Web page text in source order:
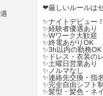
❤厳しいルールは
✨️ナイトデビュー
✨️経験者優遇あり
✨️Wワーク大歓迎
✨️終電あがりOK
✨️3h以内の勤務OK
✨️ドレス・衣装の
✨️土曜日営業あり
✨️ノルマなし
✨️連絡先交換・指
✨️完全自由シフト制
✨️髪型・髪色・ネ